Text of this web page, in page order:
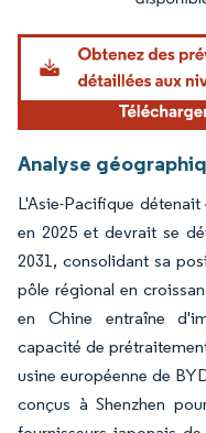
Analyse
L'Asie-Pacifique
en 2025 et devrait se
2031, consolidant sa
pôle régional en
en Chine entraîne
capacité de
usine européenne de
conçus à Shenzhen